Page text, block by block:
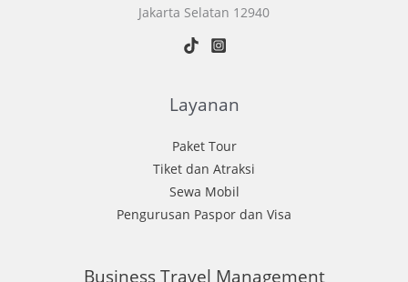
Jakarta Selatan 12940
Layanan
Paket Tour
Tiket dan Atraksi
Sewa Mobil
Pengurusan Paspor dan Visa
Business Travel Management